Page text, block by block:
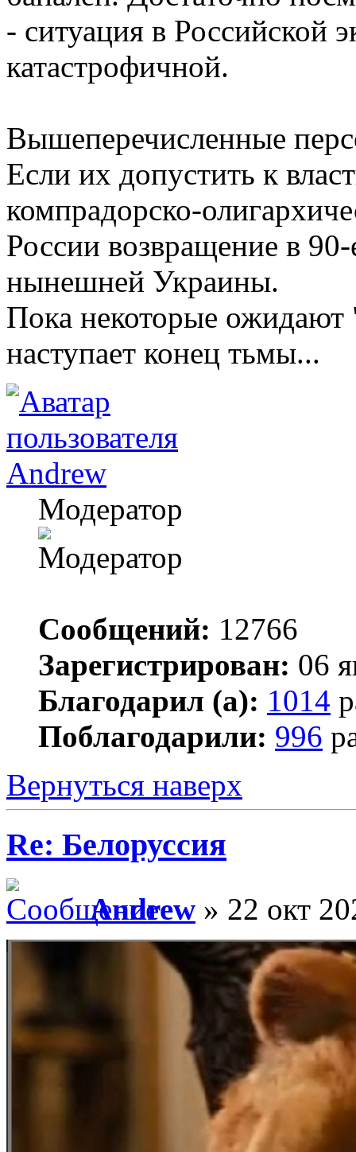
- ситуация в Российской
катастрофичной.
Вышеперечисленные
Если их допустить к
компрадорско-
России возвращение в
нынешней Украины.
Пока некоторые ожидают
наступает конец тьмы...
Andrew
Модератор
Сообщений: 12766
Зарегистрирован: 06
Благодарил (а): 1014
Поблагодарили: 996
Вернуться наверх
Re: Белоруссия
Andrew » 22 окт